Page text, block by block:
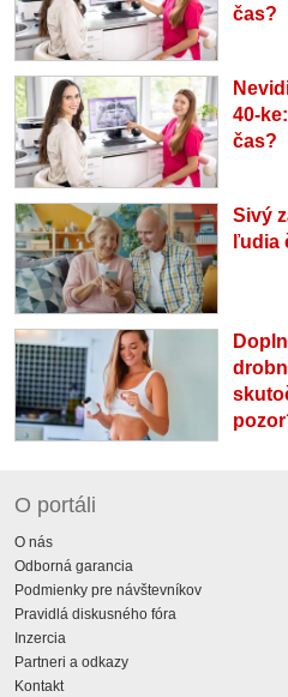
čas?
40-
čas?
Sivý
ľudia
O portáli
O nás
Odborná garancia
Podmienky pre návštevníkov
Pravidlá diskusného fóra
Inzercia
Partneri a odkazy
Kontakt